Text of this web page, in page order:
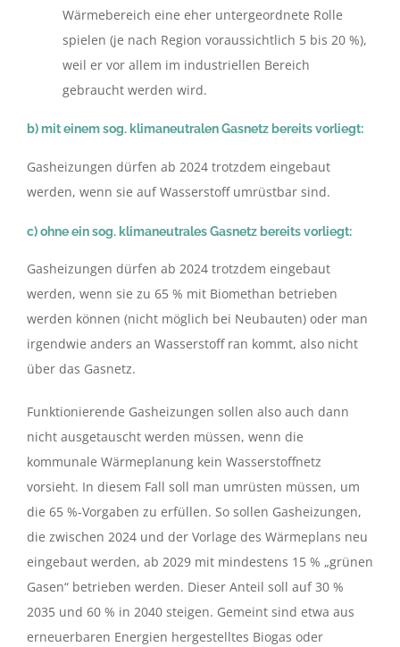
Wärmebereich eine eher untergeordnete Rolle
spielen (je nach Region voraussichtlich 5 bis 20 %),
weil er vor allem im industriellen Bereich
gebraucht werden wird.
b) mit einem sog. klimaneutralen Gasnetz bereits vorliegt:
Gasheizungen dürfen ab 2024 trotzdem eingebaut
werden, wenn sie auf Wasserstoff umrüstbar sind.
c) ohne ein sog. klimaneutrales Gasnetz bereits vorliegt:
Gasheizungen dürfen ab 2024 trotzdem eingebaut
werden, wenn sie zu 65 % mit Biomethan betrieben
werden können (nicht möglich bei Neubauten) oder man
irgendwie anders an Wasserstoff ran kommt, also nicht
über das Gasnetz.
Funktionierende Gasheizungen sollen also auch dann
nicht ausgetauscht werden müssen, wenn die
kommunale Wärmeplanung kein Wasserstoffnetz
vorsieht. In diesem Fall soll man umrüsten müssen, um
die 65 %-Vorgaben zu erfüllen. So sollen Gasheizungen,
die zwischen 2024 und der Vorlage des Wärmeplans neu
eingebaut werden, ab 2029 mit mindestens 15 % „grünen
Gasen“ betrieben werden. Dieser Anteil soll auf 30 %
2035 und 60 % in 2040 steigen. Gemeint sind etwa aus
erneuerbaren Energien hergestelltes Biogas oder